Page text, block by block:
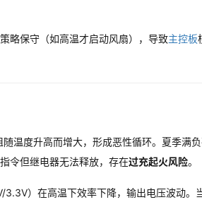
略保守（如高温才启动风扇），导致主控板
温度升高而增大，形成恶性循环。夏季满
令但继电器无法释放，存在过充起火风险。
3.3V）在高温下效率下降，输出电压波动。